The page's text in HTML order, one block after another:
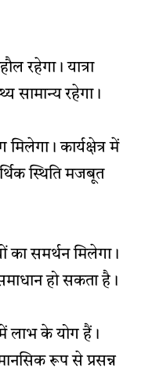
रहेगा। यात्रा
सामान्य रहेगा।
कार्यक्षेत्र में
स्थिति मजबूत
का समर्थन मिलेगा।
हो सकता है।
लाभ के योग हैं।
रूप से प्रसन्न